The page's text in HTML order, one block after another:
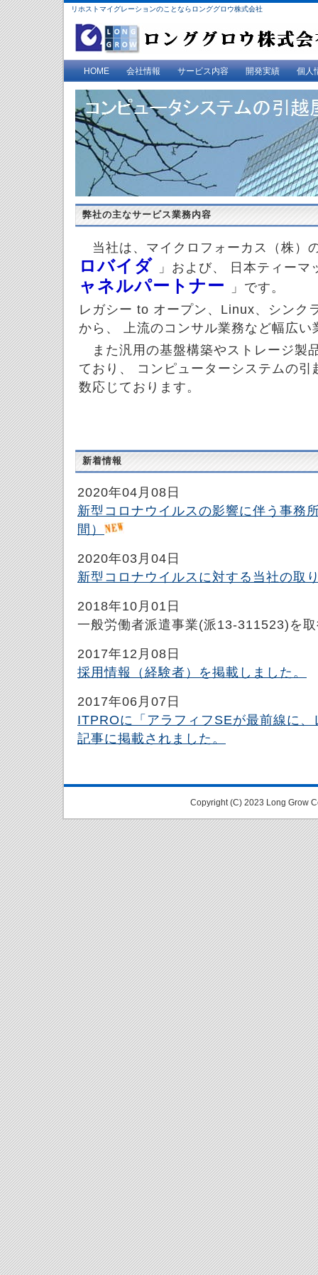
リホストマイグレーションのことならロンググロウ株式会社
HOME 会社情報 サービス内容 開発実績 個人
弊社の主なサービス業務内容
当社は、マイクロフォーカス（株）
ロバイダ 」および、 日本ティー
ャネルパートナー
」です。
レガシー to オープン、Linux、シンク
から、 上流のコンサル業務など幅広
また汎用の基盤構築やストレージ製
ており、 コンピューターシステムの
数応じております。
新着情報
2020年04月08日
新型コロナウイルスの影響に伴う事務
間）
2020年03月04日
新型コロナウイルスに対する当社の取
2018年10月01日
一般労働者派遣事業(派13-311523)を
2017年12月08日
採用情報（経験者）を掲載しました。
2017年06月07日
ITPROに「アラフィフSEが最前線に
記事に掲載されました。
Copyright (C) 2023 Long Grow